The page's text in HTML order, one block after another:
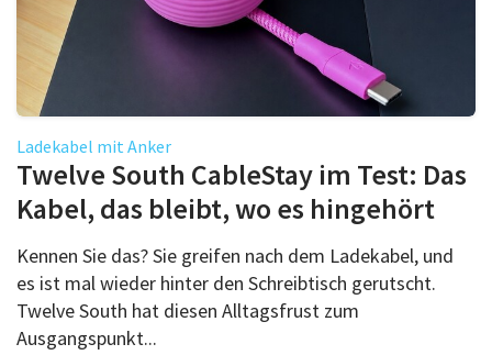
Tests
Tipps
Magazine
Über uns
Podcast
Mac Life+
Ladekabel mit Anker
Twelve South CableStay im Test: Das
Kabel, das bleibt, wo es hingehört
Kennen Sie das? Sie greifen nach dem Ladekabel, und
es ist mal wieder hinter den Schreibtisch gerutscht.
Twelve South hat diesen Alltagsfrust zum
Ausgangspunkt...